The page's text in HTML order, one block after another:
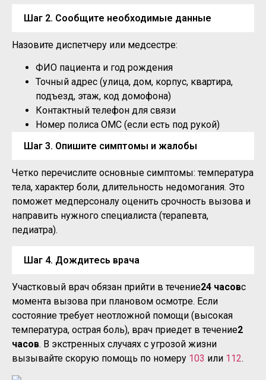
Шаг 2. Сообщите необходимые данные
Назовите диспетчеру или медсестре:
ФИО пациента и год рождения
Точный адрес (улица, дом, корпус, квартира,
подъезд, этаж, код домофона)
Контактный телефон для связи
Номер полиса ОМС (если есть под рукой)
Шаг 3. Опишите симптомы и жалобы
Четко перечислите основные симптомы: температура
тела, характер боли, длительность недомогания. Это
поможет медперсоналу оценить срочность вызова и
направить нужного специалиста (терапевта,
педиатра).
Шаг 4. Дождитесь врача
Участковый врач обязан прийти в течение24 часовс
момента вызова при плановом осмотре. Если
состояние требует неотложной помощи (высокая
температура, острая боль), врач приедет в течение2
часов. В экстренных случаях с угрозой жизни
вызывайте скорую помощь по номеру 103 или 112.